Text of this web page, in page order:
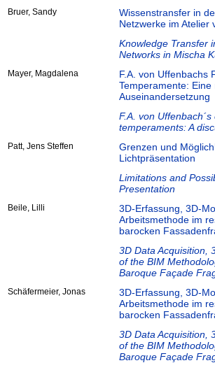
Bruer, Sandy
Wissenstransfer in
Netzwerke im Atelier
Knowledge Transfer
Networks in Mischa
Mayer, Magdalena
F.A. von Uffenbachs
Temperamente:
Auseinandersetzung
F.A. von
temperaments: A
Patt, Jens Steffen
Grenzen und
Lichtpräsentation
Limitations and
Presentation
Beile, Lilli
3D-Erfassung, 3D-
Arbeitsmethode im
barocken
3D Data Acquisition,
of the BIM
Baroque Façade
Schäfermeier, Jonas
3D-Erfassung, 3D-
Arbeitsmethode im
barocken
3D Data Acquisition,
of the BIM
Baroque Façade